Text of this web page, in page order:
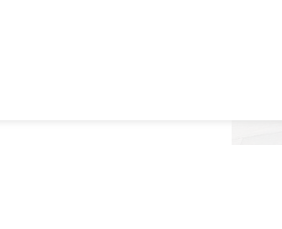
金庫、熊本中央信金、九州